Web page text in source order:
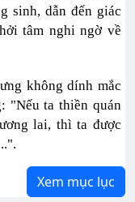
sinh, dẫn đến giác
tâm nghi ngờ về
không dính mắc
"Nếu ta thiền quán
lai, thì ta được
Xem mục lục